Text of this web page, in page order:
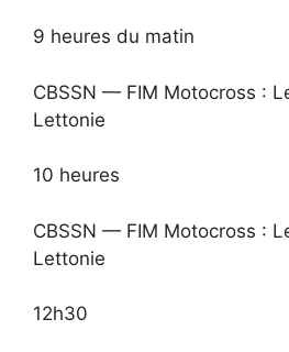
9 heures du matin
CBSSN — FIM Motocross :
Lettonie
10 heures
CBSSN — FIM Motocross :
Lettonie
12h30